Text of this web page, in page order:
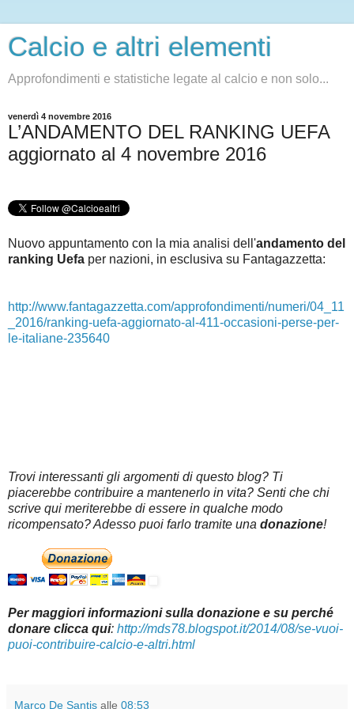
Calcio e altri elementi
Approfondimenti e statistiche legate al calcio e non solo...
venerdì 4 novembre 2016
L’ANDAMENTO DEL RANKING UEFA
aggiornato al 4 novembre 2016
Nuovo appuntamento con la mia analisi dell'andamento del
ranking Uefa per nazioni, in esclusiva su Fantagazzetta:
http://www.fantagazzetta.com/approfondimenti/numeri/04_11
_2016/ranking-uefa-aggiornato-al-411-occasioni-perse-per-
le-italiane-235640
Trovi interessanti gli argomenti di questo blog? Ti
piacerebbe contribuire a mantenerlo in vita? Senti che chi
scrive qui meriterebbe di essere in qualche modo
ricompensato? Adesso puoi farlo tramite una donazione!
Per maggiori informazioni sulla donazione e su perché
donare clicca qui: http://mds78.blogspot.it/2014/08/se-vuoi-
puoi-contribuire-calcio-e-altri.html
Marco De Santis alle 08:53